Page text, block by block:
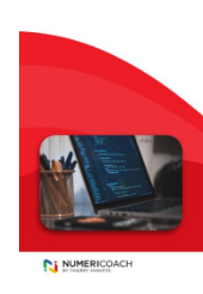
Nos actualités
Cas clients
À propos